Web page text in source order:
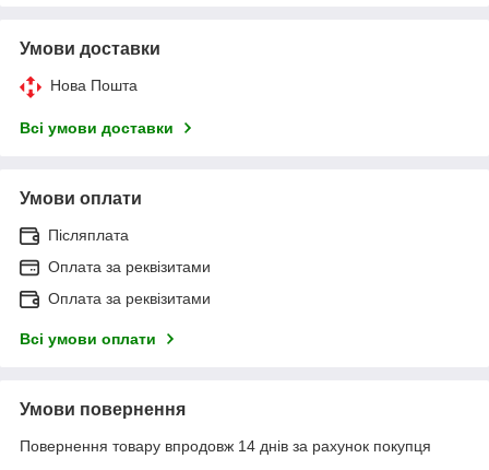
Умови доставки
Нова Пошта
Всі умови доставки
Умови оплати
Післяплата
Оплата за реквізитами
Оплата за реквізитами
Всі умови оплати
Умови повернення
Повернення товару впродовж 14 днів за рахунок покупця